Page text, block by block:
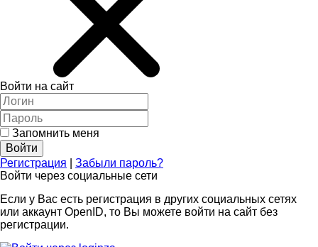
Войти на сайт
Запомнить меня
Регистрация
Забыли пароль?
Войти через социальные сети
Если у Вас есть регистрация в других социальных сетях
или аккаунт OpenID, то Вы можете войти на сайт без
регистрации.